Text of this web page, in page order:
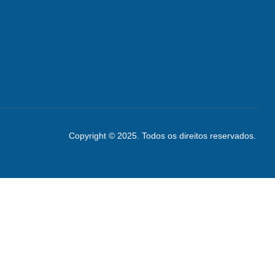
Copyright © 2025. Todos os direitos reservados.